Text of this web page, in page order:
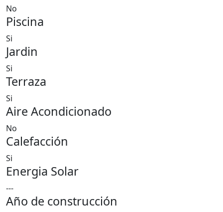
No
Piscina
Si
Jardin
Si
Terraza
Si
Aire Acondicionado
No
Calefacción
Si
Energia Solar
---
Año de construcción